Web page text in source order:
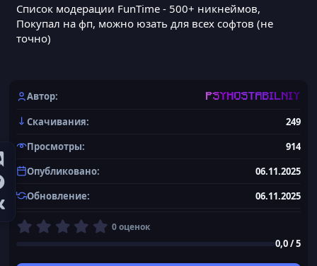
Список модерации FunTime - 500+ никнеймов,
Покупал на фп, можно юзать для всех софтов (не
точно)
Автор PSYHOSTABILNIY
Скачивания
249
Просмотры
914
Опубликовано
06.11.2025
Обновление
06.11.2025
0
0 оценок
0,0 / 5